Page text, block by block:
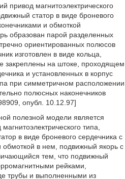
привод магнитоэлектрического
статор в виде броневого
и обмоткой
образован парой разделенных
ориентированных полюсов
изготовлен в виде кольца,
закреплены на штоке, проходящем
и установленных в корпус
при симметричном расположении
полюсных наконечников
опубл. 10.12.97]
полезной модели является
типа,
в виде броневого сердечника с
в нем, подвижный якорь с
тем, что подвижный
рейками,
трубы и выполненными из